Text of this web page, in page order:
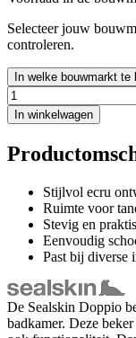
Selecteer jouw
controleren.
In welke bouwmarkt te
In winkelwagen
Stijlvol ecru
Ruimte voor
Stevig en
Eenvoudig
Past bij diverse
De Sealskin Doppio
badkamer. Deze